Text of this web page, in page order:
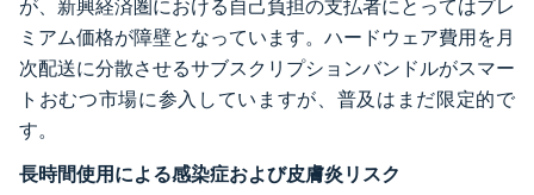
が、新興経済圏における自己負担の支払者にとってはプレ
ミアム価格が障壁となっています。ハードウェア費用を月
次配送に分散させるサブスクリプションバンドルがスマー
トおむつ市場に参入していますが、普及はまだ限定的で
す。
長時間使用による感染症および皮膚炎リスク